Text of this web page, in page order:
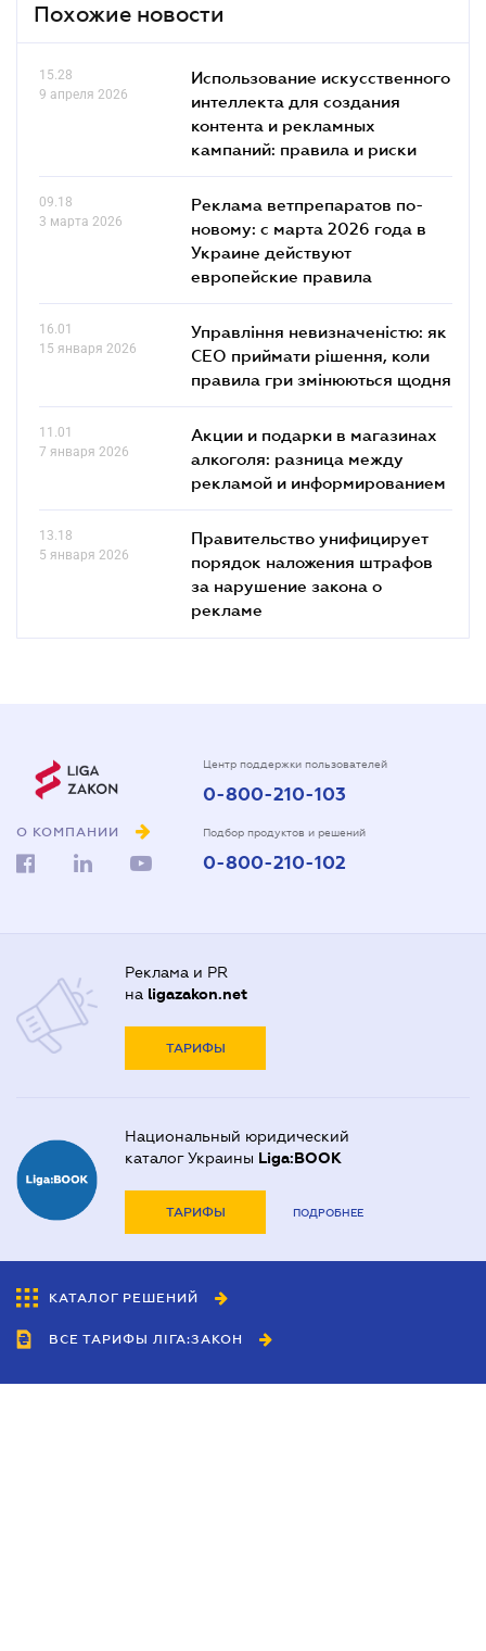
Похожие новости
15.28
9 апреля 2026
Использование искусственного
интеллекта для создания
контента и рекламных
кампаний: правила и риски
09.18
3 марта 2026
Реклама ветпрепаратов по-
новому: с марта 2026 года в
Украине действуют
европейские правила
16.01
15 января 2026
Управління невизначеністю: як
СЕО приймати рішення, коли
правила гри змінюються щодня
11.01
7 января 2026
Акции и подарки в магазинах
алкоголя: разница между
рекламой и информированием
13.18
5 января 2026
Правительство унифицирует
порядок наложения штрафов
за нарушение закона о
рекламе
О КОМПАНИИ
Центр поддержки пользователей
0-800-210-103
Подбор продуктов и решений
0-800-210-102
Реклама и PR
на ligazakon.net
ТАРИФЫ
Национальный юридический
каталог Украины Liga:BOOK
ТАРИФЫ ПОДРОБНЕЕ
КАТАЛОГ РЕШЕНИЙ
ВСЕ ТАРИФЫ ЛІГА:ЗАКОН